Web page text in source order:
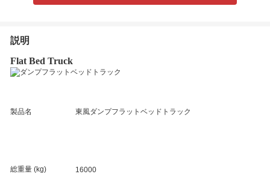
説明
Flat Bed Truck
製品名 東風ダンプフラットベッドトラック
総重量 (kg) 16000